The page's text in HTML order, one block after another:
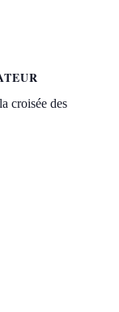
croisée des